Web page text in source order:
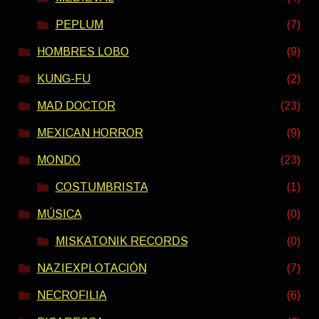
PEPLUM (7)
HOMBRES LOBO (9)
KUNG-FU (2)
MAD DOCTOR (23)
MEXICAN HORROR (9)
MONDO (23)
COSTUMBRISTA (1)
MÚSICA (0)
MISKATONIK RECORDS (0)
NAZIEXPLOTACIÓN (7)
NECROFILIA (6)